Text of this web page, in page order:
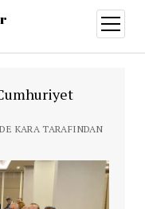
aç
KARA TARAFINDAN